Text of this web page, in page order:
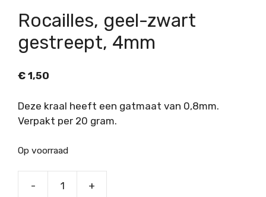
Rocailles, geel-zwart
gestreept, 4mm
€ 1,50
Deze kraal heeft een gatmaat van 0,8mm.
Verpakt per 20 gram.
Op voorraad
- +